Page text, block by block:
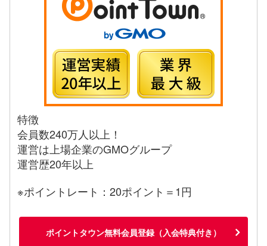
特徴
会員数240万人以上！
運営は上場企業のGMOグループ
運営歴20年以上
※ポイントレート：20ポイント＝1円
ポイントタウン無料会員登録（入会特典付き）